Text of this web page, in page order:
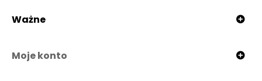
Ważne
Moje konto